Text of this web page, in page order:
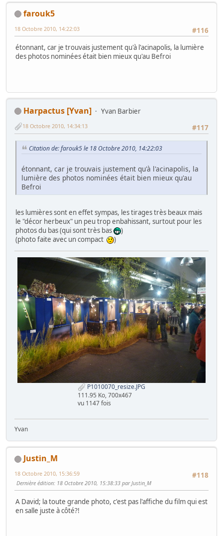
farouk5
#116
18 Octobre 2010, 14:22:03
étonnant, car je trouvais justement qu'à l'acinapolis, la lumière
des photos nominées était bien mieux qu'au Befroi
Harpactus [Yvan]
Yvan Barbier
#117
18 Octobre 2010, 14:34:13
Citation de: farouk5 le 18 Octobre 2010, 14:22:03
étonnant, car je trouvais justement qu'à l'acinapolis, la
lumière des photos nominées était bien mieux qu'au
Befroi
les lumières sont en effet sympas, les tirages très beaux mais
le "décor herbeux" un peu trop enbahissant, surtout pour les
photos du bas (qui sont très bas
)
(photo faite avec un compact
)
P1010070_resize.JPG
111.95 Ko, 700x467
vu 1147 fois
Yvan
Justin_M
#118
18 Octobre 2010, 15:36:59
Dernière édition: 18 Octobre 2010, 15:38:33 par Justin_M
A David; la toute grande photo, c'est pas l'affiche du film qui est
en salle juste à côté?!